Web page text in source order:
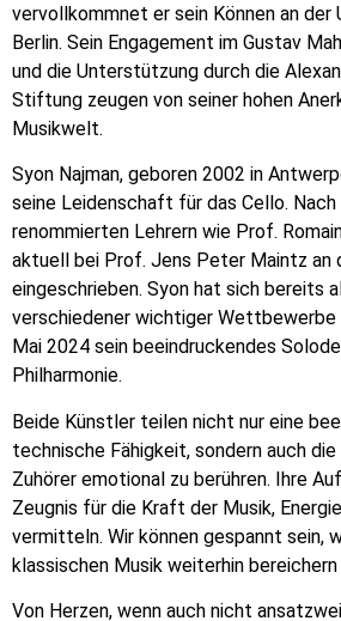
vervollkommnet er sein Können an
Berlin. Sein Engagement im Gustav
und die Unterstützung durch die
Stiftung zeugen von seiner hohen
Musikwelt.
Syon Najman, geboren 2002 in
seine Leidenschaft für das Cello.
renommierten Lehrern wie Prof.
aktuell bei Prof. Jens Peter Maintz an
eingeschrieben. Syon hat sich bereits
verschiedener wichtiger
Mai 2024 sein beeindruckendes
Philharmonie.
Beide Künstler teilen nicht nur eine
technische Fähigkeit, sondern auch die
Zuhörer emotional zu berühren. Ihre
Zeugnis für die Kraft der Musik,
vermitteln. Wir können gespannt sein,
klassischen Musik weiterhin bereichern
Von Herzen, wenn auch nicht